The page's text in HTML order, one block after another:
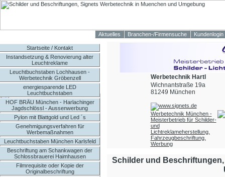
Aktuelles Branchen-/Firmensuche Kundenlogin
Startseite / Kontakt
Instandsetzung & Renovierung alter
Leuchtreklame
Leuchtbuchstaben Lochhausen -
Werbetechnik Gröbenzell
energiesparende LED
Leuchtbuchstaben
HOF BRÄU München - Harlachinger
Jagdschlössl - Aussenwerbung
Pylon mit Blattgold und Led ´s
Genehmigungsverfahren für
Werbemaßnahmen
Leuchtbuchstaben München Karlsfeld
Beschriftung am Schankwagen der
Schlossbrauerei Haimhausen
Filmrequisite oder Kopie der
Originalbeschriftung
Werbetechnik Hartl
Wichnantstraße 19a
81249 München
Werbetechnik München -
Meisterbetrieb für Schilder-
und
Lichtreklameherstellung,
Fahrzeugbeschriftung,
Werbung
Schilder und